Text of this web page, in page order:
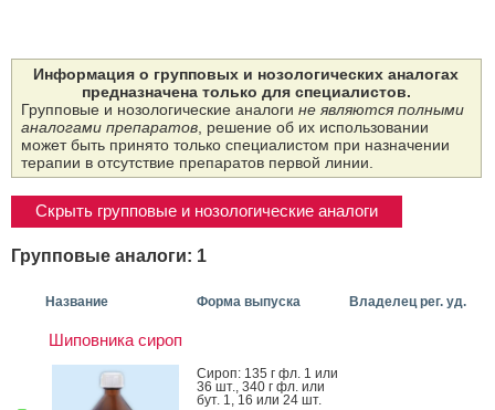
Информация о групповых и нозологических аналогах
предназначена только для специалистов.
Групповые и нозологические аналоги не являются полными
аналогами препаратов , решение об их использовании
может быть принято только специалистом при назначении
терапии в отсутствие препаратов первой линии.
Скрыть групповые и нозологические аналоги
Групповые аналоги: 1
Название Форма выпуска Владелец рег. уд.
Шиповника сироп
Си­роп: 135 г фл. 1 или
36 шт., 340 г фл. или
бут. 1, 16 или 24 шт.